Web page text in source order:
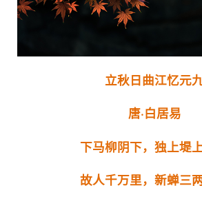
立秋日曲江忆元
唐·白居易
下马柳阴下，独上堤上
故人千万里，新蝉三两